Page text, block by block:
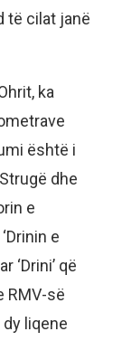
të cilat janë
ka
është i
dhe
e
e
‘Drini’ që
RMV-së
liqene